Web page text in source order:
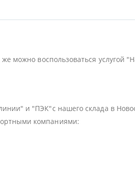
можно воспользоваться
и "ПЭК"с нашего склада в
компаниями: